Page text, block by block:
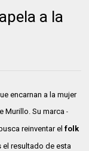
a la
encarnan a la mujer
Murillo. Su marca-
busca reinventar elfolk
el resultado de esta